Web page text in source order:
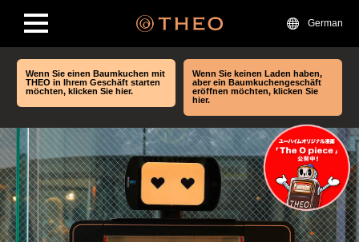
German
Wenn Sie einen Baumkuchen mit
THEO in Ihrem Geschäft starten
möchten, klicken Sie hier.
Wenn Sie keinen Laden haben,
aber ein Baumkuchengeschäft
eröffnen möchten, klicken Sie
hier.